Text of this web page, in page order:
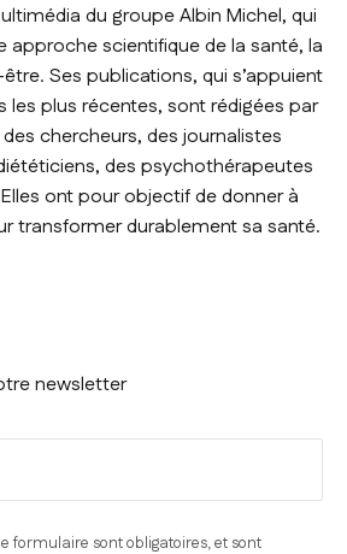
du groupe Albin Michel, qui
approche scientifique de la santé, la
Ses publications, qui s’appuient
les plus récentes, sont rédigées par
chercheurs, des journalistes
des psychothérapeutes
ont pour objectif de donner à
transformer durablement sa santé.
newsletter
formulaire sont obligatoires, et sont